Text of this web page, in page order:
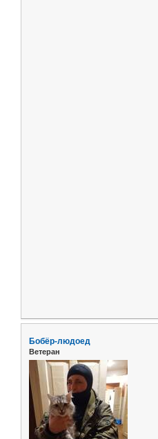
Бобёр-людоед
Ветеран